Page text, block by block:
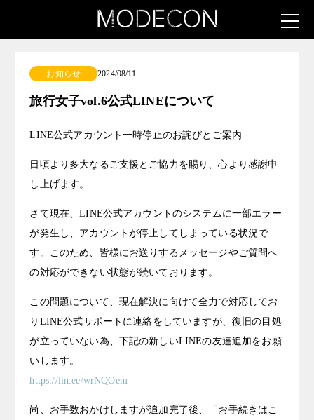
お知らせ 2024/08/11
旅行女子vol.6公式LINEについて
LINE公式アカウント一時停止のお詫びとご案内
日頃より多大なるご支援とご協力を賜り、心より感謝申
し上げます。
さて現在、LINE公式アカウントのシステムに一部エラー
が発生し、アカウントが停止してしまっている状況で
す。このため、皆様にお送りするメッセージやご質問へ
の対応ができない状態が続いております。
この問題について、現在解決に向けて全力で対応してお
りLINE公式サポートに連絡をしていますが、復旧の目処
が立っていない為、下記の新しいLINEの友達追加をお願
いします。
https://lin.ee/wrNQOem
尚、お手数おかけしますが追加完了後、「お手続きはこ